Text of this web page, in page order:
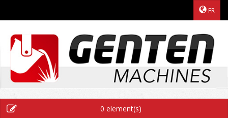
FR
0 element(s)